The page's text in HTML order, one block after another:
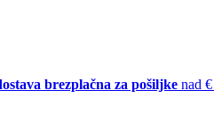
brezplačna za pošiljke nad